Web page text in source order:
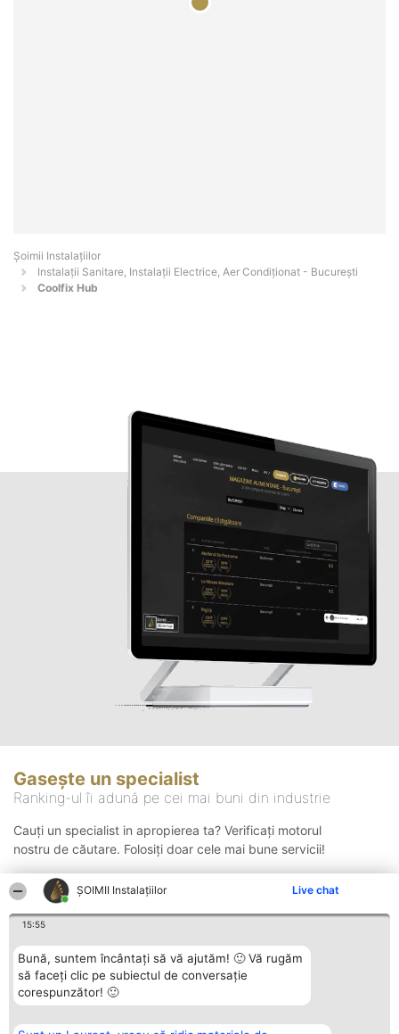
ŞOIMII Instalaţiilor Live chat
15:55
Bună, suntem încântați să vă ajutăm! 🙂 Vă rugăm
să faceți clic pe subiectul de conversație
corespunzător! 🙂
Şoimii Instalaţiilor
Instalații Sanitare, Instalații Electrice, Aer Condiționat - Bucureşti
Coolfix Hub
Gasește un specialist
Ranking-ul îi adună pe cei mai buni din industrie
Cauți un specialist in apropierea ta? Verificați motorul
nostru de căutare. Folosiți doar cele mai bune servicii!